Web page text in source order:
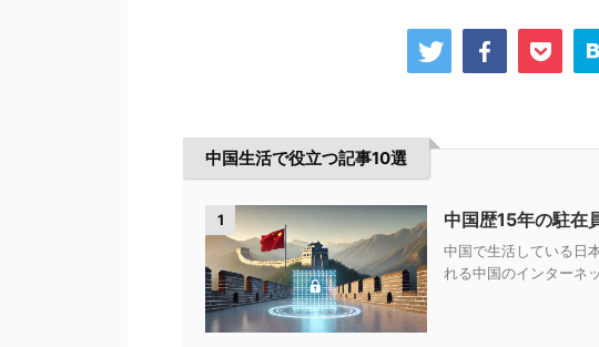
中国生活で役立つ記事10選
1 中国歴15年の駐在
中国で生活している日
れる中国のインターネ